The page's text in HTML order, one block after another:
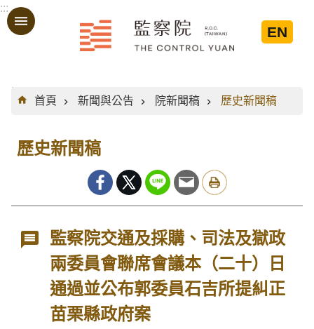
跳到主要內容區塊
:::
EN
:::
首頁
新聞與公告 院新聞稿 歷史新聞稿
歷史新聞稿
監察院交通及採購、司法及獄政
兩委員會聯席會議本（二十）日
通過並公布郭委員石吉所提糾正
苗栗縣政府案